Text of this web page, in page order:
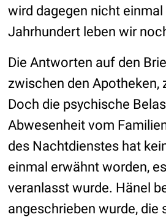
wird dagegen nicht
Jahrhundert leben wir
Die Antworten auf den
zwischen den Apotheken,
Doch die psychische
Abwesenheit vom
des Nachtdienstes hat
einmal erwähnt worden,
veranlasst wurde. Hänel
angeschrieben wurde, die